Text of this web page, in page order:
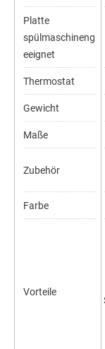
Platte
spülmaschineng
eeignet
Thermostat
Gewicht
Maße
Zubehör
Farbe
Vorteile